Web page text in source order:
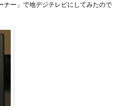
ナー」で地デジテレビにしてみたので